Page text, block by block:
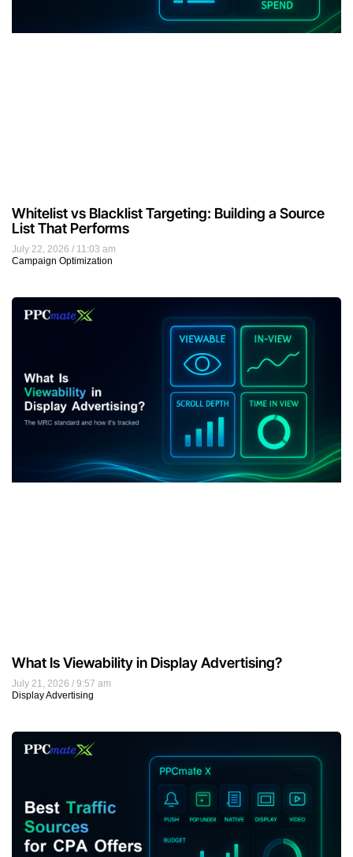
July 22, 2026
11:03 am
Campaign Optimization
Whitelist vs Blacklist Targeting: Building a Source
List That Performs
July 21, 2026
9:57 am
Display Advertising
What Is Viewability in Display Advertising?